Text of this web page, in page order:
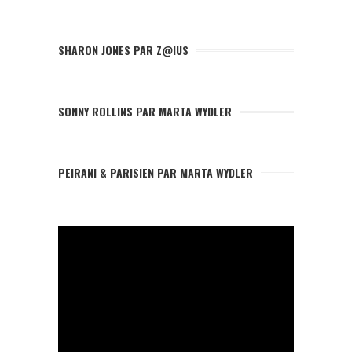
SHARON JONES PAR Z@IUS
SONNY ROLLINS PAR MARTA WYDLER
PEIRANI & PARISIEN PAR MARTA WYDLER